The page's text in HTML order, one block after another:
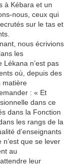
à Kébara et un
nous, ceux qui
sur le tas et
nous écrivions
les
n’est pas
où, depuis des
matière
: « Et
dans ce
dans la Fonction
les rangs de la
d’enseignants
que se lever
au
leur